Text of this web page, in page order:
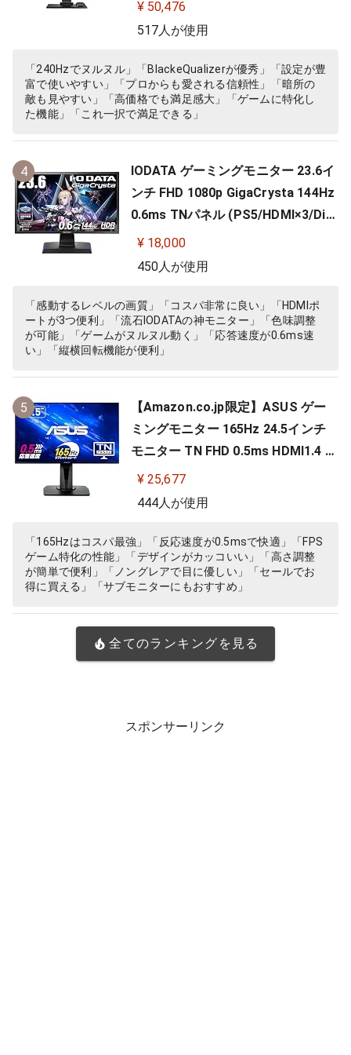
¥ 50,476
517人が使用
「240Hzでヌルヌル」「BlackeQualizerが優秀」「設定が豊
富で使いやすい」「プロからも愛される信頼性」「暗所の
敵も見やすい」「高価格でも満足感大」「ゲームに特化し
た機能」「これ一択で満足できる」
4
IODATA ゲーミングモニター 23.6イ
ンチ FHD 1080p GigaCrysta 144Hz
0.6ms TNパネル (PS5/HDMI×3/Dis
playPort/スピーカー付/高さ調整/縦
横回転) EX-LDGC242HTB
¥ 18,000
450人が使用
「感動するレベルの画質」「コスパ非常に良い」「HDMIポ
ートが3つ便利」「流石IODATAの神モニター」「色味調整
が可能」「ゲームがヌルヌル動く」「応答速度が0.6ms速
い」「縦横回転機能が便利」
5
【Amazon.co.jp限定】ASUS ゲー
ミングモニター 165Hz 24.5インチ
モニター TN FHD 0.5ms HDMI1.4 Di
splayPort1.2 DVI-D スピーカー 高
さ調整 縦横回転 VG258QR-J
¥ 25,677
444人が使用
「165Hzはコスパ最強」「反応速度が0.5msで快適」「FPS
ゲーム特化の性能」「デザインがカッコいい」「高さ調整
が簡単で便利」「ノングレアで目に優しい」「セールでお
得に買える」「サブモニターにもおすすめ」
全てのランキングを見る
スポンサーリンク